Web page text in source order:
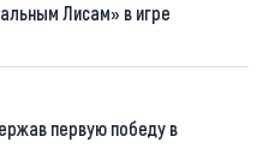
Лисам» в игре
первую победу в